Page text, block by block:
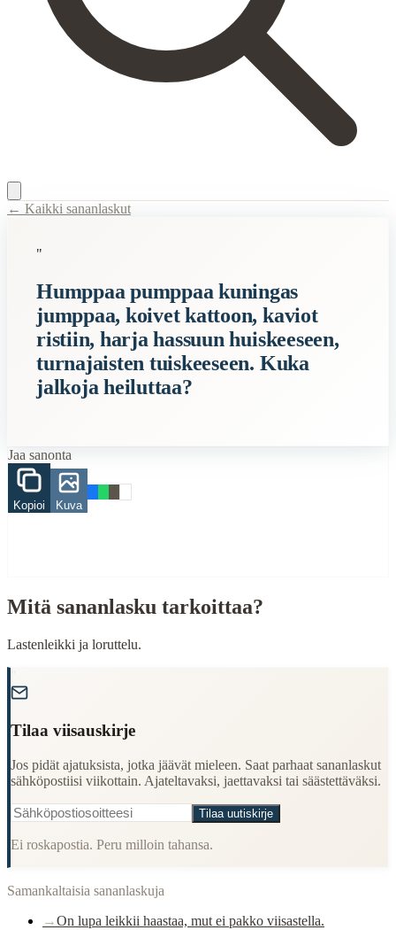
Description:Lastenleikki ja loruttelu.
Semantic Themes
Lapset
When to Use This Content
Understanding Finnish cultural wisdom
Learning Finnish language through proverbs
Finding quotes for speeches or writing
Cultural Context
Period:Traditional folk wisdom
← Kaikki sananlaskut
"
Humppaa pumppaa kuningas
jumppaa, koivet kattoon, kaviot
ristiin, harja hassuun huiskeeseen,
turnajaisten tuiskeeseen. Kuka
jalkoja heiluttaa?
Jaa sanonta
Kopioi Kuva
Mitä sananlasku tarkoittaa?
Lastenleikki ja loruttelu.
Tilaa viisauskirje
Jos pidät ajatuksista, jotka jäävät mieleen. Saat parhaat sananlaskut
sähköpostiisi viikottain. Ajateltavaksi, jaettavaksi tai säästettäväksi.
Tilaa uutiskirje
Ei roskapostia. Peru milloin tahansa.
Samankaltaisia sananlaskuja
→On lupa leikkii haastaa, mut ei pakko viisastella.